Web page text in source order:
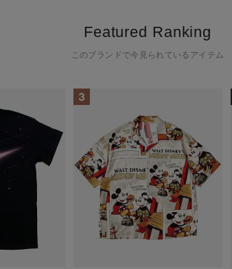
Featured Ranking
このブランドで今見られているアイテム